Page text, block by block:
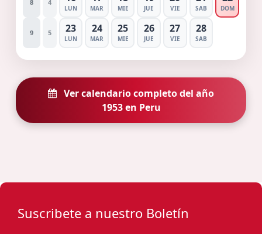
8 4
LUN MAR MIE JUE VIE SAB DOM
9 5 23
LUN
24
MAR
25
MIE
26
JUE
27
VIE
28
SAB
Ver calendario completo del año
1953 en Peru
Suscribete a nuestro Boletín